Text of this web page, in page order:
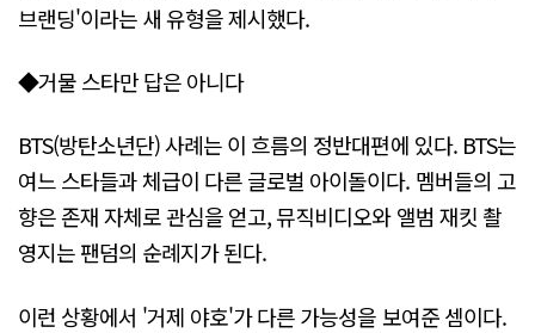
브랜딩'이라는 새 유형을 제시했다.
◆거물 스타만 답은 아니다
BTS(방탄소년단) 사례는 이 흐름의 정반대편에 있다. BTS는
여느 스타들과 체급이 다른 글로벌 아이돌이다. 멤버들의 고
향은 존재 자체로 관심을 얻고, 뮤직비디오와 앨범 재킷 촬
영지는 팬덤의 순례지가 된다.
이런 상황에서 '거제 야호'가 다른 가능성을 보여준 셈이다.